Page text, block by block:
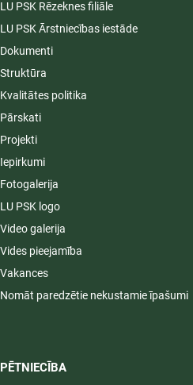
LU PSK Rēzeknes filiāle
LU PSK Ārstniecības iestāde
Dokumenti
Struktūra
Kvalitātes politika
Pārskati
Projekti
Iepirkumi
Fotogalerija
LU PSK logo
Video galerija
Vides pieejamība
Vakances
Nomāt paredzētie nekustamie īpašumi
PĒTNIECĪBA